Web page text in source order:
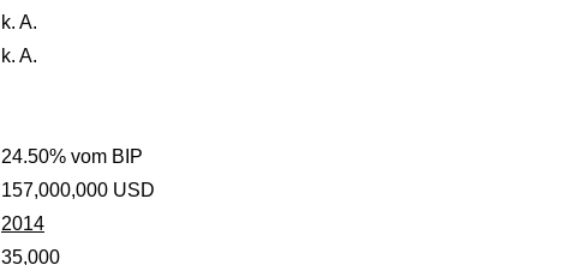
k. A.
k. A.
24.50% vom BIP
157,000,000 USD
2014
35,000